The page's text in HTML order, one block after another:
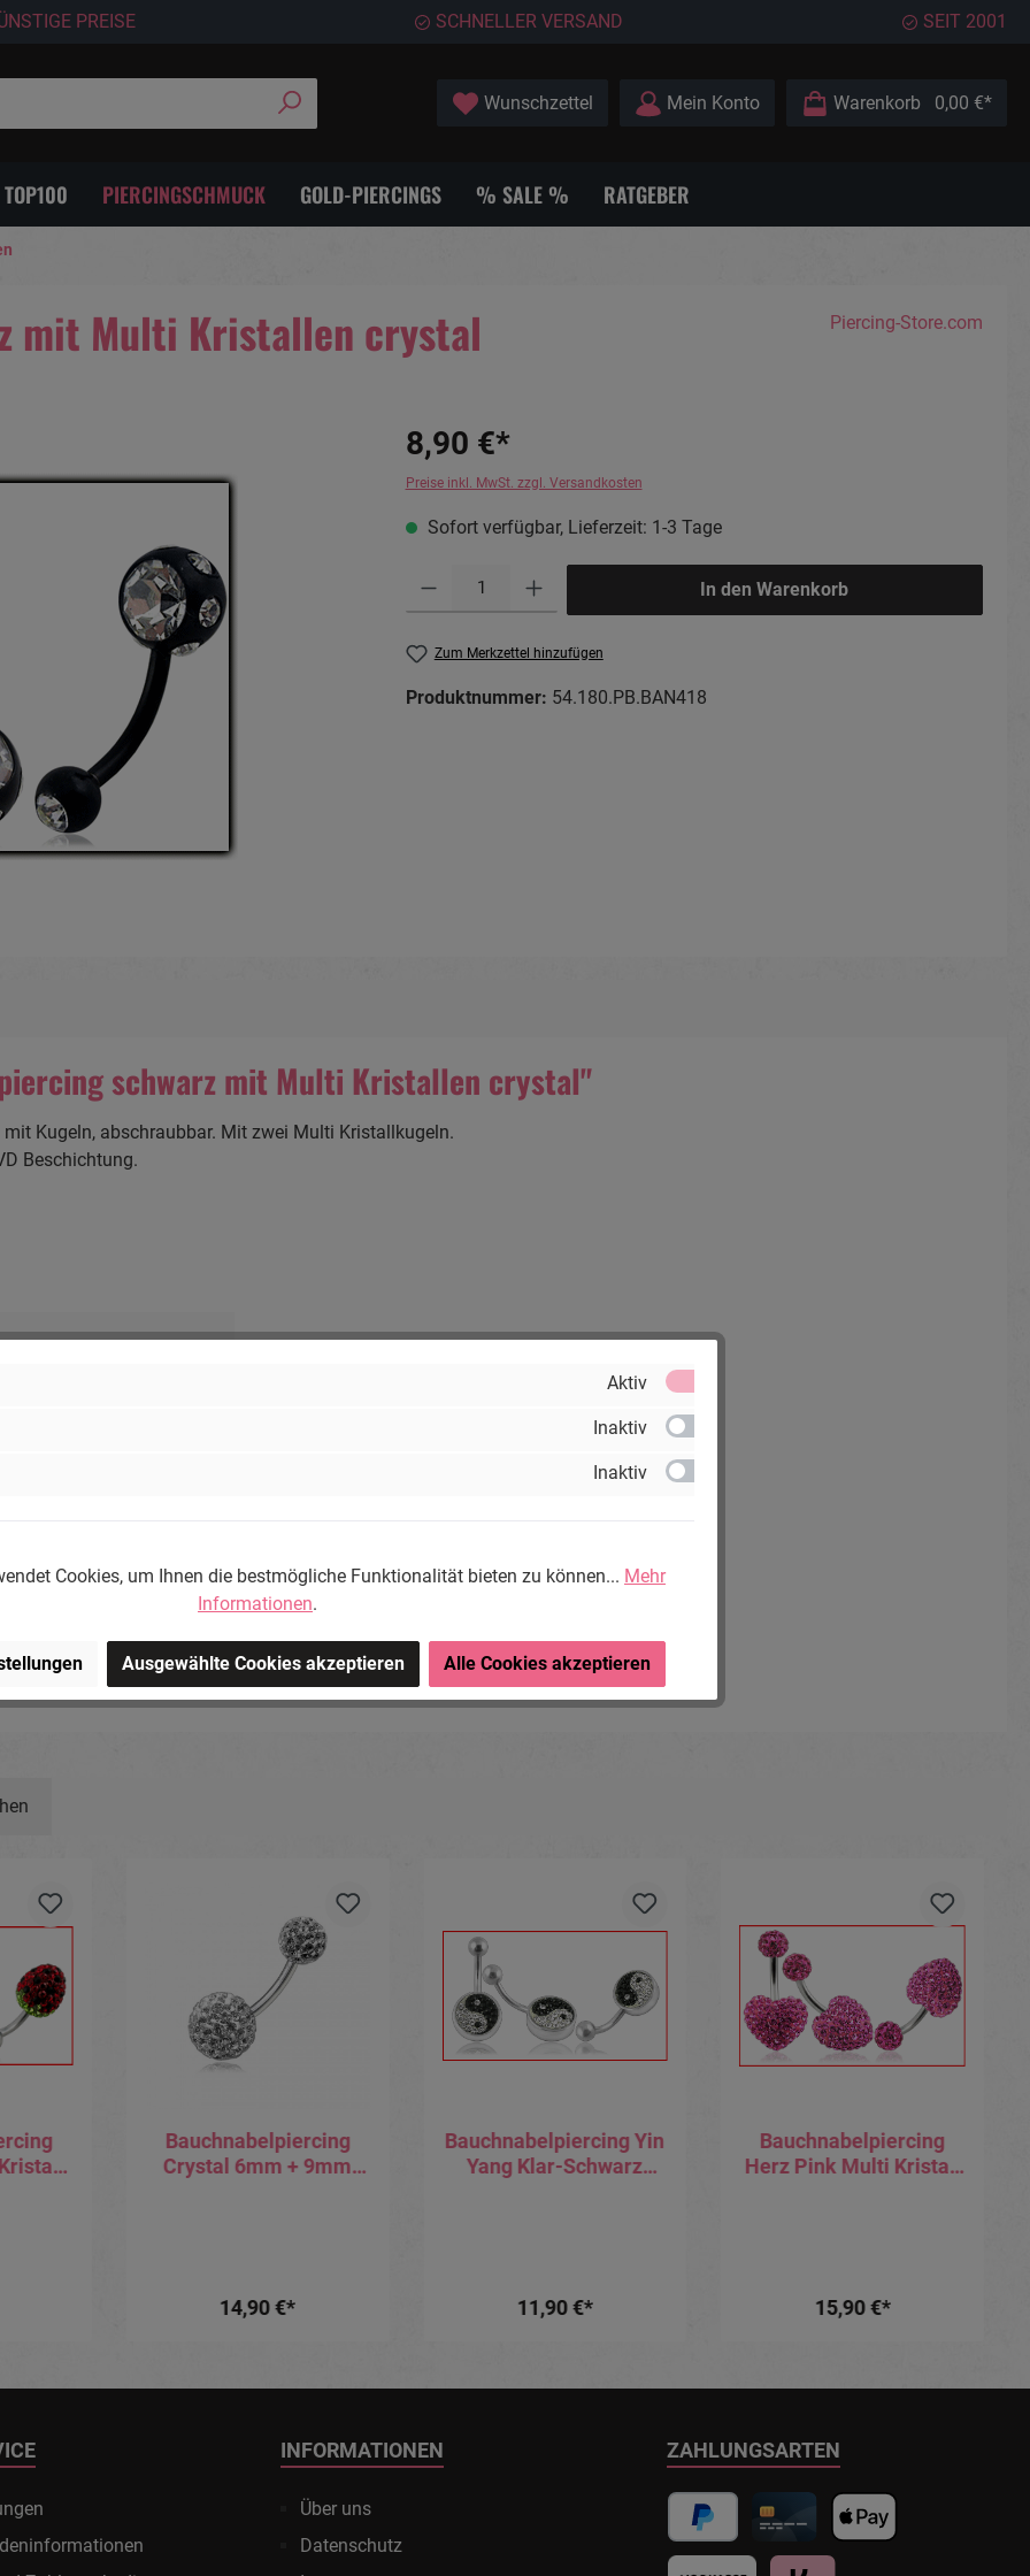
PREISE SCHNELLER VERSAND SEIT 2001
Wunschzettel Mein Konto Warenkorb 0,00 €*
PIERCINGSCHMUCK GOLD-PIERCINGS % SALE % RATGEBER
mit Multi Kristallen crystal Piercing-Store.com
8,90 €*
Preise inkl. MwSt. zzgl. Versandkosten
Sofort verfügbar, Lieferzeit: 1-3 Tage
In den Warenkorb
Zum Merkzettel hinzufügen
Produktnummer: 54.180.PB.BAN418
schwarz mit Multi Kristallen crystal"
Kugeln, abschraubbar. Mit zwei Multi Kristallkugeln.
Beschichtung.
Deutschland.
Bauchnabelpiercing
Crystal 6mm + 9mm
14,90 €*
Bauchnabelpiercing Yin
Yang Klar-Schwarz
11,90 €*
Bauchnabelpiercing
Herz Pink Multi Kristall
15,90 €*
INFORMATIONEN
Über uns
Datenschutz
ZAHLUNGSARTEN
Aktiv
Inaktiv
Inaktiv
Cookies, um Ihnen die bestmögliche Funktionalität bieten zu können... Mehr
Informationen.
Ausgewählte Cookies akzeptieren Alle Cookies akzeptieren